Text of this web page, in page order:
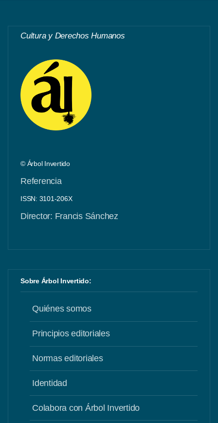
Cultura y Derechos Humanos
© Árbol Invertido
Referencia
ISSN: 3101-206X
Director: Francis Sánchez
Sobre Árbol Invertido:
Quiénes somos
Principios editoriales
Normas editoriales
Identidad
Colabora con Árbol Invertido